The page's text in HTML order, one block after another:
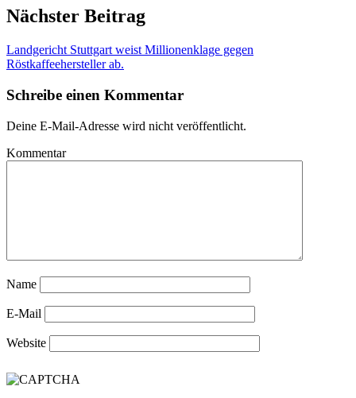
Nächster Beitrag
Landgericht Stuttgart weist Millionenklage gegen
Röstkaffeehersteller ab.
Schreibe einen Kommentar
Deine E-Mail-Adresse wird nicht veröffentlicht.
Kommentar
Name
E-Mail
Website